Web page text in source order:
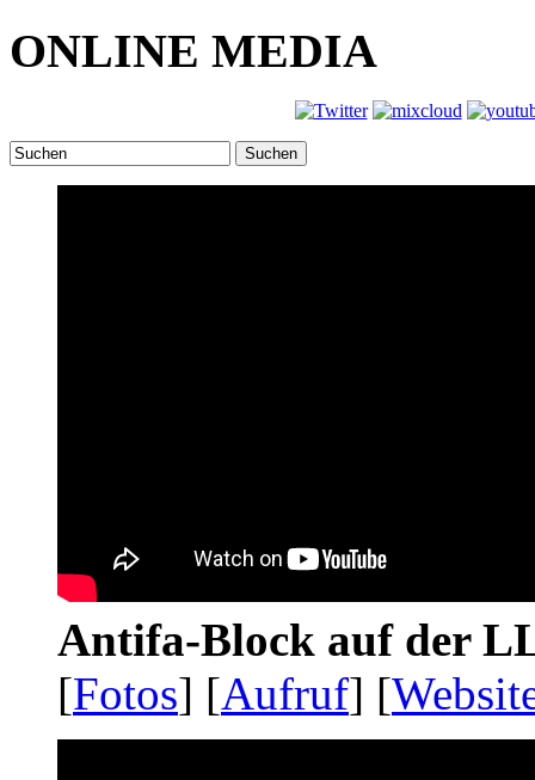
ONLINE MEDIA
Suchen
Antifa-Block auf der
[Fotos] [Aufruf] [